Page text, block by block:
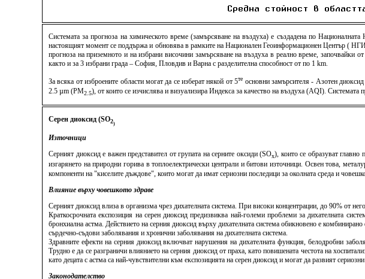
Системата за прогноза на химическото време (замърсяване на въздуха) е създадена по
настоящият момент се поддържа и обновява в рамките на Национален Геоинформационен Център (
прогноза на приземното и на избрани височини замърсяване на въздуха в реално време, започвайки
както и за 3 избрани града – София, Пловдив и Варна с разделителна способност от по 1 km.
За всяка от изброените области могат да се изберат някой от 5те основни замърсителя - Азотен
2.5 µm (PM2.5), от които се изчислява и визуализира Индекса за качество на въздуха (AQI).
Серен диоксид (SO2)
Източници
Серният диоксид е важен представител от групата на серните оксиди (SOx), които се образуват главно
изгарянето на природни горива в топлоелектрически централи и битови източници. Освен това,
компоненти на "киселите дъждове", които могат да имат сериозни последици за околната среда и
Влияние върху човешкото здраве
Серният диоксид влиза в организма чрез дихателната система. При високи концентрации, до 90% от
Краткосрочната експозиция на серен диоксид предизвиква най-големи проблеми за дихателната
бронхиална астма. Действието на серния диоксид върху дихателната система обикновено е
сърдечно-съдови заболявания и хронични заболявания на дихателната система.
Здравните ефекти на серния диоксид включват нарушения на дихателната функция, белодробни
Трудно е да се разграничи влиянието на серния диоксид от праха, като повишената честота на
като децата с астма са най-чувствителни към експозицията на серен диоксид и могат да развият
Законодателство